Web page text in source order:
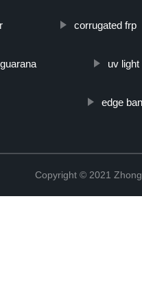
corrugated frp
uv
edge
Copyright © 2021